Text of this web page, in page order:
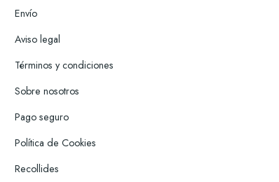
Envío
Aviso legal
Términos y condiciones
Sobre nosotros
Pago seguro
Política de Cookies
Recollides